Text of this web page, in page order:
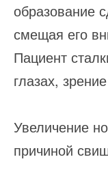
образование
смещая его
Пациент
глазах,
Увеличение
причиной